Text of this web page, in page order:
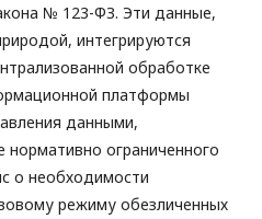
№ 123-ФЗ. Эти данные,
интегрируются
обработке
платформы
данными,
ограниченного
о необходимости
режиму обезличенных